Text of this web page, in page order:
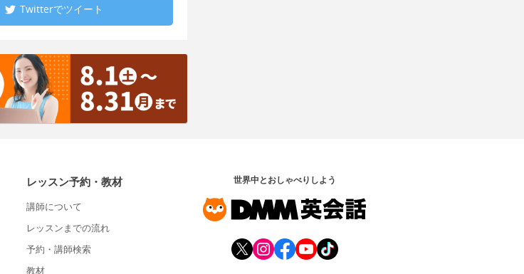
Twitterでツイート
レッスン予約・教材
講師について
レッスンまでの流れ
予約・講師検索
教材
世界中とおしゃべりしよう